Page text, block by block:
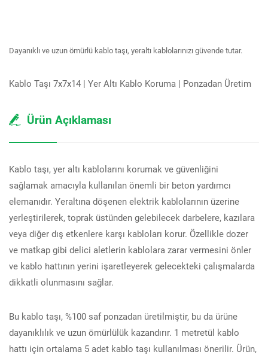
Dayanıklı ve uzun ömürlü kablo taşı, yeraltı kablolarınızı güvende tutar.
Kablo Taşı 7x7x14 | Yer Altı Kablo Koruma | Ponzadan Üretim
Ürün Açıklaması
Kablo taşı, yer altı kablolarını korumak ve güvenliğini
sağlamak amacıyla kullanılan önemli bir beton yardımcı
elemanıdır. Yeraltına döşenen elektrik kablolarının üzerine
yerleştirilerek, toprak üstünden gelebilecek darbelere, kazılara
veya diğer dış etkenlere karşı kabloları korur. Özellikle dozer
ve matkap gibi delici aletlerin kablolara zarar vermesini önler
ve kablo hattının yerini işaretleyerek gelecekteki çalışmalarda
dikkatli olunmasını sağlar.
Bu kablo taşı, %100 saf ponzadan üretilmiştir, bu da ürüne
dayanıklılık ve uzun ömürlülük kazandırır. 1 metretül kablo
hattı için ortalama 5 adet kablo taşı kullanılması önerilir. Ürün,